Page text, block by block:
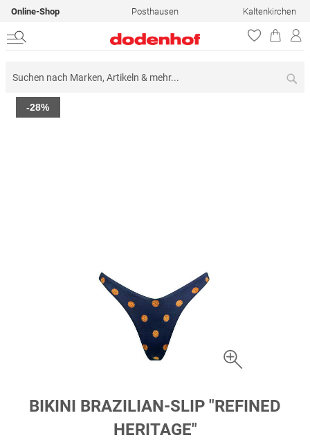
Online-Shop Posthausen Kaltenkirchen
Zum
Ende
-28%
Zum
Anfang
BIKINI BRAZILIAN-SLIP "REFINED
HERITAGE"